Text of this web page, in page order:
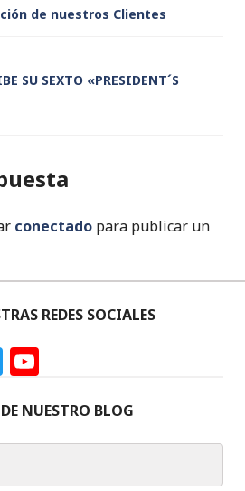
p
de nuestros Clientes
SU SEXTO «PRESIDENT´S
conectado para publicar un
REDES SOCIALES
T
it
te
r
u
T
u
NUESTRO BLOG